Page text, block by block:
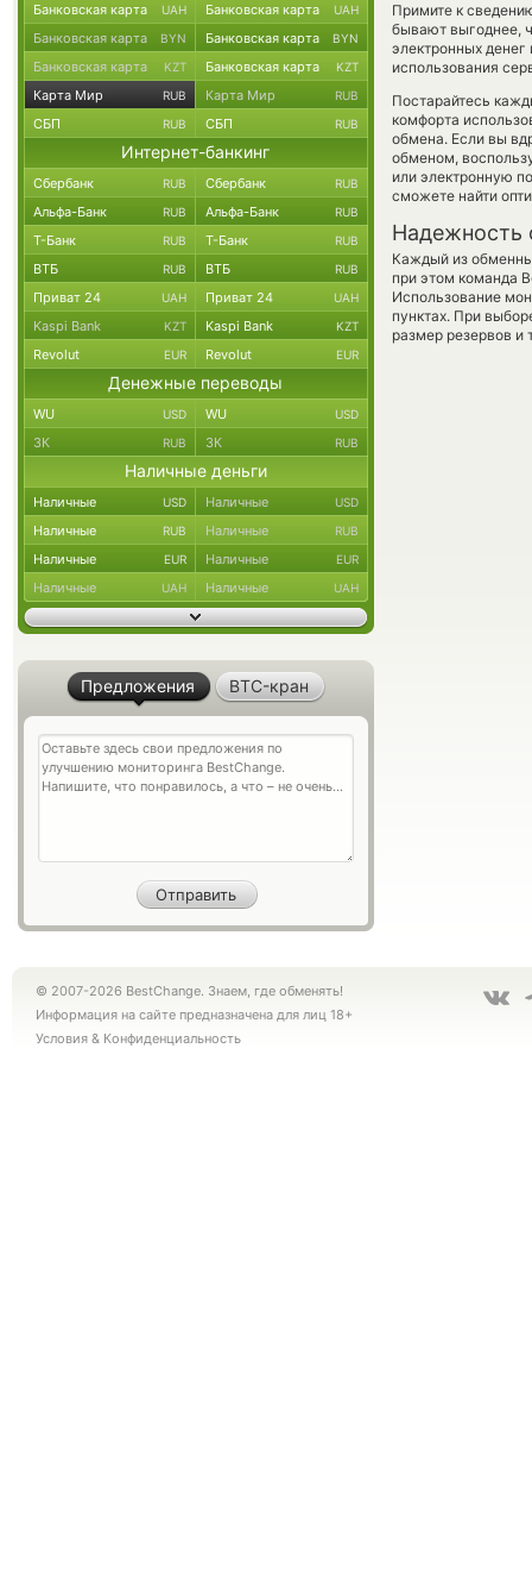
Примите к
бывают выгоднее,
электронных
использования
Постарайтесь
комфорта
обмена. Если вы
обменом,
или электронную
сможете найти
Надежность
Каждый из
при этом команда
Использование
пунктах. При
размер резервов и
Банковская карта UAH Банковская карта UAH
Банковская карта BYN Банковская карта BYN
Банковская карта KZT Банковская карта KZT
Карта Мир RUB Карта Мир RUB
СБП RUB СБП RUB
Интернет-банкинг
Сбербанк RUB Сбербанк RUB
Альфа-Банк RUB Альфа-Банк RUB
Т-Банк RUB Т-Банк RUB
ВТБ RUB ВТБ RUB
Приват 24 UAH Приват 24 UAH
Kaspi Bank KZT Kaspi Bank KZT
Revolut EUR Revolut EUR
Денежные переводы
WU USD WU USD
ЗК RUB ЗК RUB
Наличные деньги
Наличные USD Наличные USD
Наличные RUB Наличные RUB
Наличные EUR Наличные EUR
Наличные UAH Наличные UAH
Предложения BTC-кран
© 2007-2026 BestChange. Знаем, где обменять!
Информация на сайте предназначена для лиц 18+
Условия & Конфиденциальность